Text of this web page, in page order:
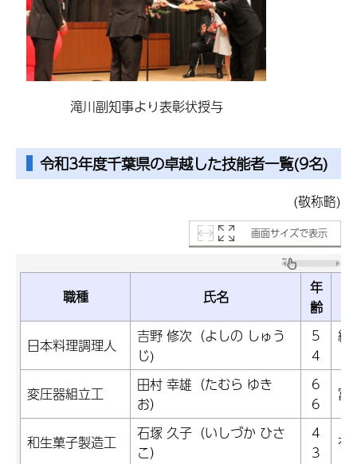
滝川副知事より表彰状授与
令和3年度千葉県の卓越した技能者一覧(9名)
(敬称略)
画面サイズで表示
職種 氏名
年
齢
日本料理調理人
吉野 修次（よしの しゅう
じ)
5
4
緑
変圧器組立工
田村 幸雄（たむら ゆき
お）
6
6
富
和生菓子製造工
石塚 久子（いしづか ひさ
こ）
4
3
有